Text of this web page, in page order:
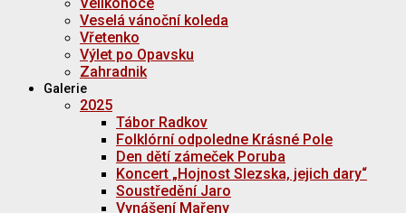
Veselá vánoční koleda
Vřetenko
Výlet po Opavsku
Zahradnik
Galerie
2025
Tábor Radkov
Folklórní odpoledne Krásné Pole
Den dětí zámeček Poruba
Koncert „Hojnost Slezska, jejich dary“
Soustředění Jaro
Vynášení Mařeny